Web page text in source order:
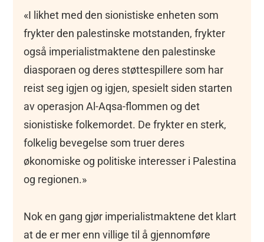
«I likhet med den sionistiske enheten som
frykter den palestinske motstanden, frykter
også imperialistmaktene den palestinske
diasporaen og deres støttespillere som har
reist seg igjen og igjen, spesielt siden starten
av operasjon Al-Aqsa-flommen og det
sionistiske folkemordet. De frykter en sterk,
folkelig bevegelse som truer deres
økonomiske og politiske interesser i Palestina
og regionen.»
Nok en gang gjør imperialistmaktene det klart
at de er mer enn villige til å gjennomføre